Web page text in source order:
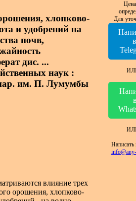
хлопково-
и удобрений на
почв,
дис. ...
наук :
им. П. Лумумбы
влияние трех
орошения, хлопково-
Для
в
в
Написать